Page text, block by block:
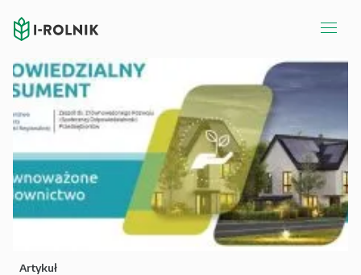
Artykuł